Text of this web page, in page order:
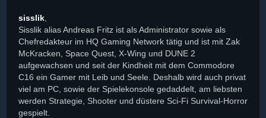
sisslik
Sisslik alias Andreas Fritz ist als Administrator sowie als
Chefredakteur im HQ Gaming Network tätig und ist mit Zak
McKracken, Space Quest, X-Wing und DUNE 2
aufgewachsen und seit der Kindheit mit dem Commodore
C16 ein Gamer mit Leib und Seele. Deshalb wird auch privat
viel am PC, sowie der Spielekonsole gedaddelt, am liebsten
werden Strategie, Shooter und düstere Sci-Fi Survival-Horror
gespielt.